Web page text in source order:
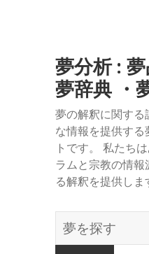
夢分析 : 夢
夢辞典 ・
夢の解釈に関する
な情報を提供する
トです。 私たち
ラムと宗教の情報
る解釈を提供しま
夢
の